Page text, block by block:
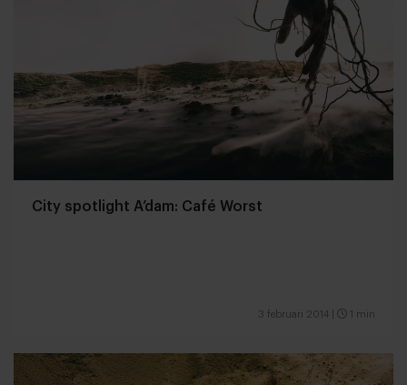
City spotlight A’dam: Café Worst
3 februari 2014 1 min